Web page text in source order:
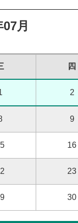
月
四
2
9
16
23
30